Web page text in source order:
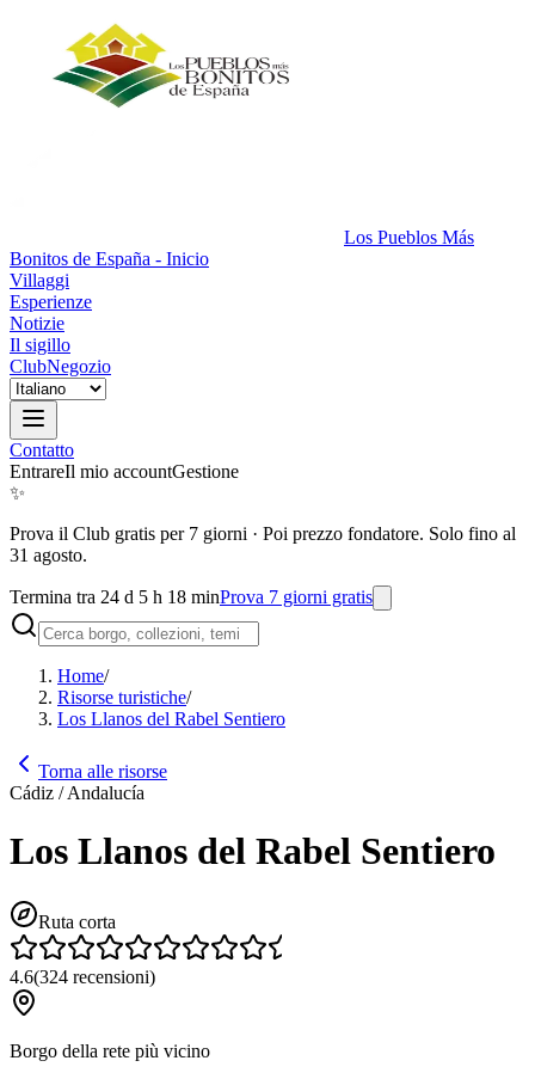
Los Pueblos Más
Bonitos de España - Inicio
Villaggi
Esperienze
Notizie
Il sigillo
ClubNegozio
Contatto
EntrareIl mio accountGestione
✨
Prova il Club gratis per 7 giorni · Poi prezzo fondatore. Solo fino al
31 agosto.
Termina tra 24 d 5 h 18 minProva 7 giorni gratis
Home/
Risorse turistiche/
Los Llanos del Rabel Sentiero
Torna alle risorse
Cádiz / Andalucía
Los Llanos del Rabel Sentiero
Ruta corta
4.6(324 recensioni)
Borgo della rete più vicino